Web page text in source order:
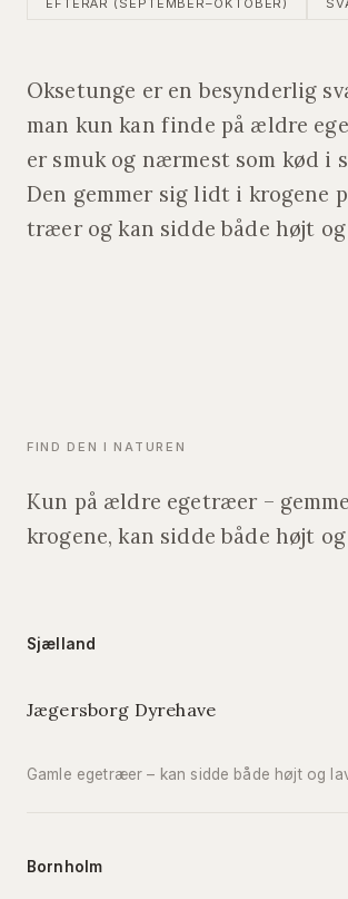
EFTERÅR (SEPTEMBER–OKTOBER)
Oksetunge er en besynderlig
man kun kan finde på ældre
er smuk og nærmest som kød i
Den gemmer sig lidt i krogene
træer og kan sidde både højt
FIND DEN I NATUREN
Kun på ældre egetræer –
krogene, kan sidde både højt
Sjælland
Jægersborg Dyrehave
Gamle egetræer – kan sidde både højt og
Bornholm